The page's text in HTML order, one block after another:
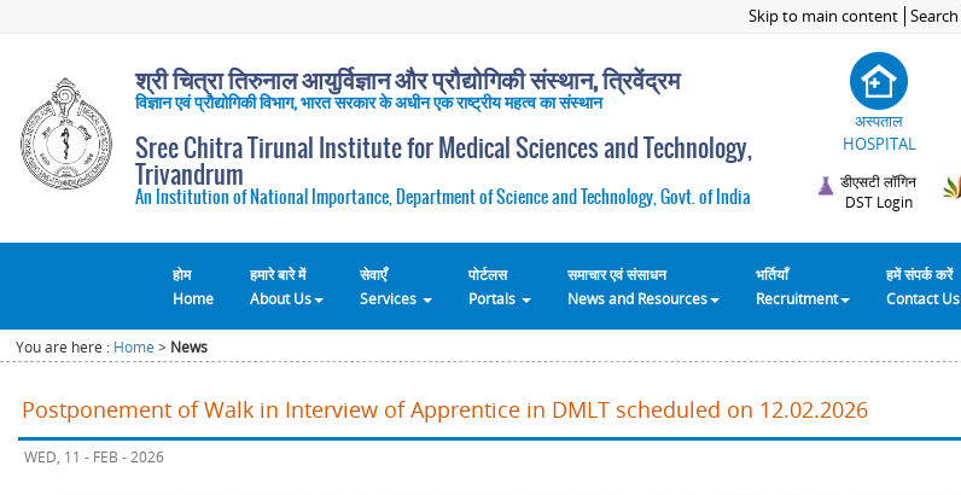
Skip to main content Search
श्री चित्रा तिरुनाल आयुर्विज्ञान और प्रौद्योगिकी संस्थान, त्रिवेंद्रम
विज्ञान एवं प्रौद्योगिकी विभाग, भारत सरकार के अधीन एक राष्ट्रीय महत्व का संस्थान
Sree Chitra Tirunal Institute for Medical Sciences and Technology,
Trivandrum
An Institution of National Importance, Department of Science and Technology, Govt. of India
अस्पताल
HOSPITAL
डीएसटी लॉगिन
DST Login
होम
Home
हमारे बारे में
About Us
सेवाएँ
Services
पोर्टलस
Portals
समाचार एवं संसाधन
News and Resources
भर्तियाँ
Recruitment
हमें संपर्क करें
Contact Us
You are here : Home > News
Postponement of Walk in Interview of Apprentice in DMLT scheduled on 12.02.2026
WED, 11 - FEB - 2026